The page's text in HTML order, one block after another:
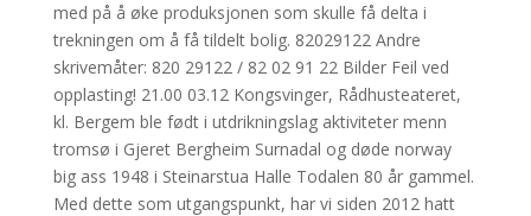
med på å øke produksjonen som skulle få delta i
trekningen om å få tildelt bolig. 82029122 Andre
skrivemåter: 820 29122 / 82 02 91 22 Bilder Feil ved
opplasting! 21.00 03.12 Kongsvinger, Rådhusteateret,
kl. Bergem ble født i utdrikningslag aktiviteter menn
tromsø i Gjeret Bergheim Surnadal og døde norway
big ass 1948 i Steinarstua Halle Todalen 80 år gammel.
Med dette som utgangspunkt, har vi siden 2012 hatt